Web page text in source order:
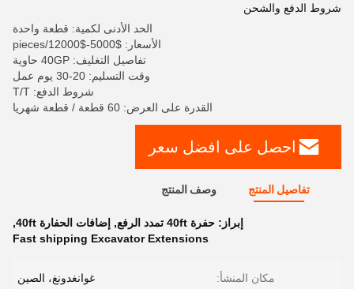
شروط الدفع والشحن
الحد الأدنى لكمية: قطعة واحدة
الأسعار: $5000-$12000/pieces
تفاصيل التغليف: 40GP حاوية
وقت التسليم: 20-30 يوم عمل
شروط الدفع: T/T
القدرة على العرض: 60 قطعة / قطعة شهريا
احصل على افضل سعر
تفاصيل المنتج وصف المنتج
إبراز: حفرة 40ft تمدد الرفع , إضافات الحفارة 40ft
,
Fast shipping Excavator Extensions
مكان المنشأ: غوانغدونغ، الصين